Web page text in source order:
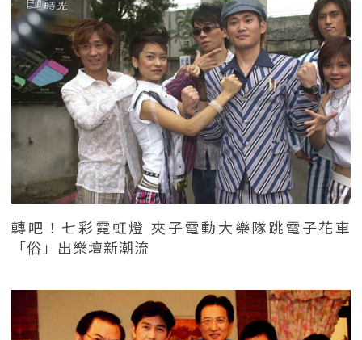
轉吧！七彩霓虹燈 夾子電動大樂隊跳電子花車
「俗」出樂壇新潮流